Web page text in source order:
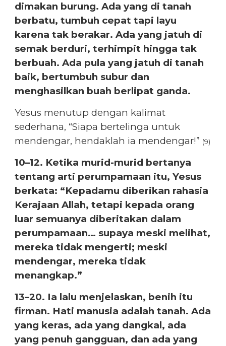
dimakan burung. Ada yang di tanah
berbatu, tumbuh cepat tapi layu
karena tak berakar. Ada yang jatuh di
semak berduri, terhimpit hingga tak
berbuah. Ada pula yang jatuh di tanah
baik, bertumbuh subur dan
menghasilkan buah berlipat ganda.
Yesus menutup dengan kalimat
sederhana, “Siapa bertelinga untuk
mendengar, hendaklah ia mendengar!” (9)
10–12. Ketika murid-murid bertanya
tentang arti perumpamaan itu, Yesus
berkata: “Kepadamu diberikan rahasia
Kerajaan Allah, tetapi kepada orang
luar semuanya diberitakan dalam
perumpamaan… supaya meski melihat,
mereka tidak mengerti; meski
mendengar, mereka tidak
menangkap.”
13–20. Ia lalu menjelaskan, benih itu
firman. Hati manusia adalah tanah. Ada
yang keras, ada yang dangkal, ada
yang penuh gangguan, dan ada yang